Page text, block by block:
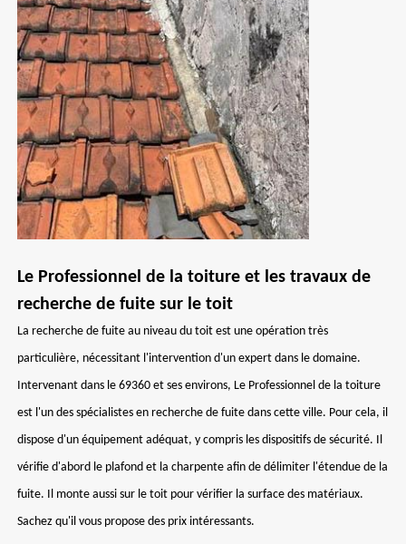
Le Professionnel de la toiture et les travaux de
recherche de fuite sur le toit
La recherche de fuite au niveau du toit est une opération très
particulière, nécessitant l'intervention d'un expert dans le domaine.
Intervenant dans le 69360 et ses environs, Le Professionnel de la toiture
est l'un des spécialistes en recherche de fuite dans cette ville. Pour cela, il
dispose d'un équipement adéquat, y compris les dispositifs de sécurité. Il
vérifie d'abord le plafond et la charpente afin de délimiter l'étendue de la
fuite. Il monte aussi sur le toit pour vérifier la surface des matériaux.
Sachez qu'il vous propose des prix intéressants.